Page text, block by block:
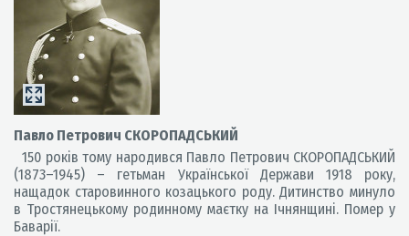
Павло Петрович СКОРОПАДСЬКИЙ
150 років тому народився Павло Петрович СКОРОПАДСЬКИЙ
(1873–1945) – гетьман Української Держави 1918 року,
нащадок старовинного козацького роду. Дитинство минуло
в Тростянецькому родинному маєтку на Ічнянщині. Помер у
Баварії.